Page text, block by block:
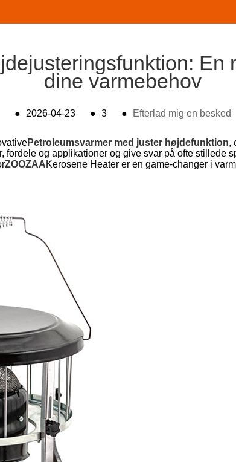
En
dine varmebehov
● 2026-04-23 ● 3 ● Efterlad mig en besked
Petroleumsvarmer med juster højdefunktion,
fordele og applikationer og give svar på ofte stillede
ZOOZAAKerosene Heater er en game-changer i